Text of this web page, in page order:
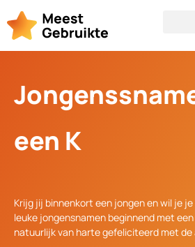
een K
Krijg jij binnenkort een jongen en wil je
leuke jongensnamen beginnend met
natuurlijk van harte gefeliciteerd met